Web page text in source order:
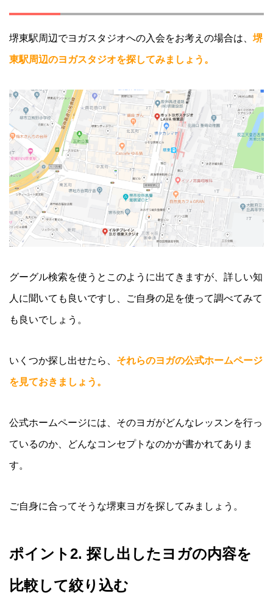
堺東駅周辺でヨガスタジオへの入会をお考えの場合は、 堺
東駅周辺のヨガスタジオを探してみましょう。
グーグル検索を使うとこのように出てきますが、詳しい知
人に聞いても良いですし、ご自身の足を使って調べてみて
も良いでしょう。
いくつか探し出せたら、 それらのヨガの公式ホームページ
を見ておきましょう。
公式ホームページには、そのヨガがどんなレッスンを行っ
ているのか、どんなコンセプトなのかが書かれてありま
す。
ご自身に合ってそうな堺東ヨガを探してみましょう。
ポイント2. 探し出したヨガの内容を
比較して絞り込む